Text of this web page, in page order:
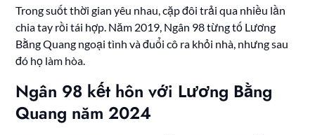
Trong suốt thời gian yêu nhau, cặp đôi trải qua nhiều lần
chia tay rồi tái hợp. Năm 2019, Ngân 98 từng tố Lương
Bằng Quang ngoại tình và đuổi cô ra khỏi nhà, nhưng sau
đó họ làm hòa.
Ngân 98 kết hôn với Lương Bằng
Quang năm 2024